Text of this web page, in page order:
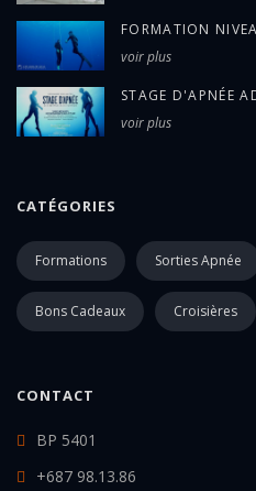
FORMATION
voir plus
STAGE D'APNÉE
voir plus
CATÉGORIES
Formations Sorties Apnée
Bons Cadeaux Croisières
CONTACT
BP 5401
+687 98.13.86